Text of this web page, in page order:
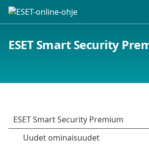
ESET Smart Security